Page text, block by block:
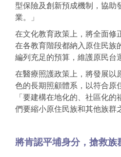
型保險及創新預成機制，協助
業。」
在文化教育政策上，將全面修
在各教育階段都納入原住民族
編列充足的預算，維護原民台
在醫療照護政策上，將發展以
色的長期照顧體系，以符合原
「要建構在地化的、社區化
們要縮小原住民族和其他族群
將肯認平埔身分，搶救族